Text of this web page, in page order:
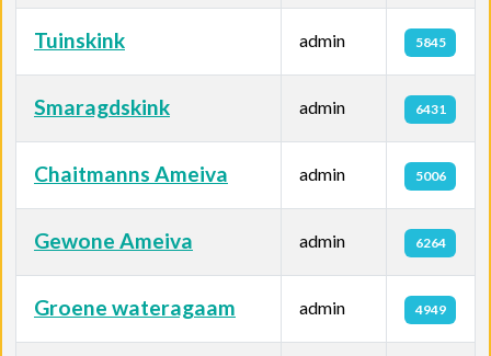
Tuinskink admin 5845
Smaragdskink admin 6431
Chaitmanns Ameiva admin 5006
Gewone Ameiva admin 6264
Groene wateragaam admin 4949